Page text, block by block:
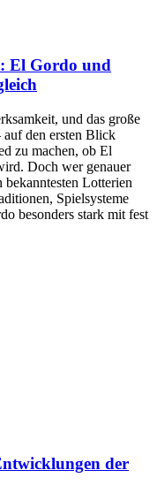
El Gordo und
und das große
den ersten Blick
zu machen, ob El
Doch wer genauer
Lotterien
Spielsysteme
besonders stark mit fest
der